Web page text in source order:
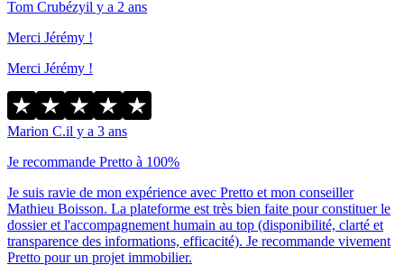
Tom Crubézyil y a 2 ans
Merci Jérémy !
Merci Jérémy !
Marion C.il y a 3 ans
Je recommande Pretto à 100%
Je suis ravie de mon expérience avec Pretto et mon conseiller
Mathieu Boisson. La plateforme est très bien faite pour constituer le
dossier et l'accompagnement humain au top (disponibilité, clarté et
transparence des informations, efficacité). Je recommande vivement
Pretto pour un projet immobilier.